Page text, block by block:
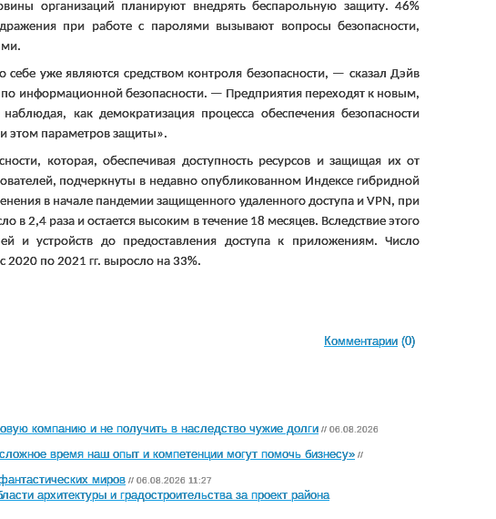
организаций планируют внедрять беспарольную защиту. 46%
при работе с паролями вызывают вопросы безопасности,
себе уже являются средством контроля безопасности, — сказал Дэйв
по информационной безопасности. — Предприятия переходят к новым,
как демократизация процесса обеспечения безопасности
этом параметров защиты».
которая, обеспечивая доступность ресурсов и защищая их от
подчеркнуты в недавно опубликованном Индексе гибридной
в начале пандемии защищенного удаленного доступа и VPN, при
в 2,4 раза и остается высоким в течение 18 месяцев. Вследствие этого
и устройств до предоставления доступа к приложениям. Число
2020 по 2021 гг. выросло на 33%.
Комментарии (0)
компанию и не получить в наследство чужие долги // 06.08.2026
время наш опыт и компетенции могут помочь бизнесу» //
миров // 06.08.2026 11:27
архитектуры и градостроительства за проект района